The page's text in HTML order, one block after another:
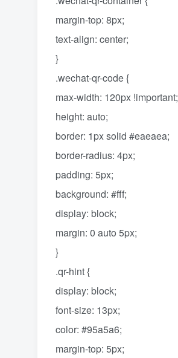
margin-top: 8px;
text-align: center;
}
.wechat-qr-code {
max-width: 120px !important;
height: auto;
border: 1px solid #eaeaea;
border-radius: 4px;
padding: 5px;
background: #fff;
display: block;
margin: 0 auto 5px;
}
.qr-hint {
display: block;
font-size: 13px;
color: #95a5a6;
margin-top: 5px;